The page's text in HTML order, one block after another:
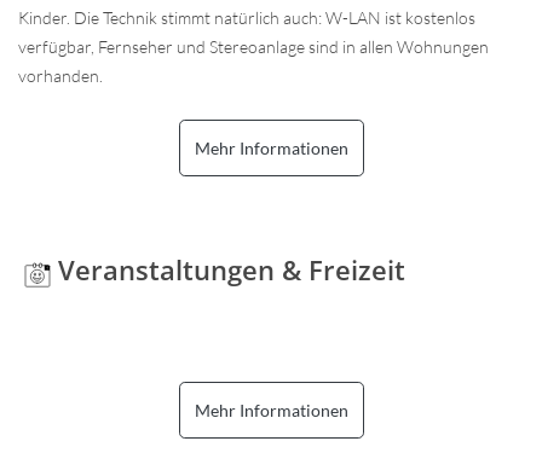
Kinder. Die Technik stimmt natürlich auch: W-LAN ist kostenlos
verfügbar, Fernseher und Stereoanlage sind in allen Wohnungen
vorhanden.
Mehr Informationen
Veranstaltungen & Freizeit
Mehr Informationen